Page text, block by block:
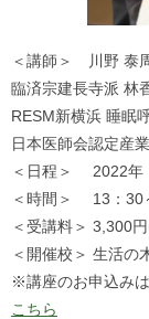
＜講師＞ 川野 泰
臨済宗建長寺派 林
RESM新横浜 睡眠
日本医師会認定産
＜日程＞ 2022
＜時間＞ 13：30
＜受講料＞ 3,300
＜開催校＞ 生活
※講座のお申込みは
こちら